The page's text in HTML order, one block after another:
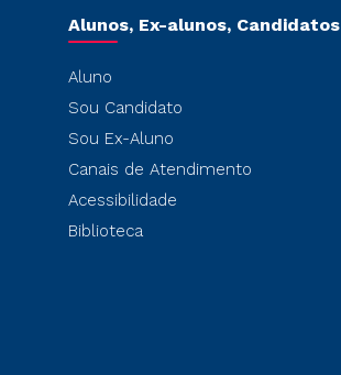
Alunos, Ex-alunos, Candidatos
Aluno
Sou Candidato
Sou Ex-Aluno
Canais de Atendimento
Acessibilidade
Biblioteca